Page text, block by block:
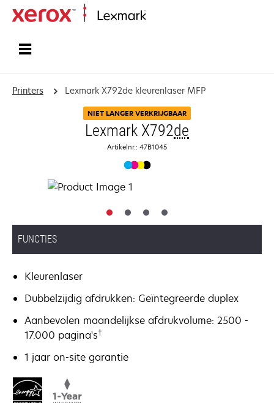
Printers Lexmark X792de kleurenlaser MFP
NIET LANGER VERKRIJGBAAR
Lexmark X792de
Artikelnr.: 47B1045
FUNCTIES
Kleurenlaser
Dubbelzijdig afdrukken: Geïntegreerde duplex
Aanbevolen maandelijkse afdrukvolume: 2500 -
17.000 pagina's†
1 jaar on-site garantie